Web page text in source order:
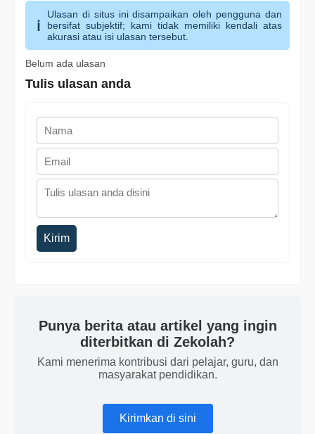
Ulasan di situs ini disampaikan oleh pengguna dan
bersifat subjektif; kami tidak memiliki kendali atas
akurasi atau isi ulasan tersebut.
Belum ada ulasan
Tulis ulasan anda
Kirim
Punya berita atau artikel yang ingin
diterbitkan di Zekolah?
Kami menerima kontribusi dari pelajar, guru, dan
masyarakat pendidikan.
Kirimkan di sini